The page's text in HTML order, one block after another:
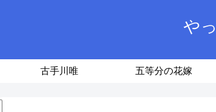
や
古手川唯 五等分の花嫁